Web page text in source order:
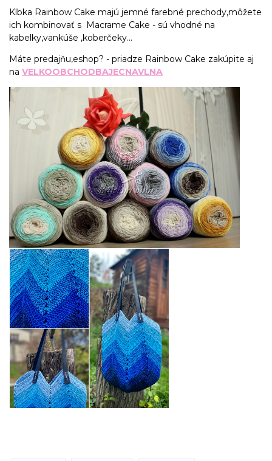
Klbka Rainbow Cake majú jemné farebné prechody,môžete
ich kombinovať s Macrame Cake - sú vhodné na
kabelky,vankúše ,koberčeky...
Máte predajňu,eshop? - priadze Rainbow Cake zakúpite aj
na VELKOOBCHODBAJECNAVLNA